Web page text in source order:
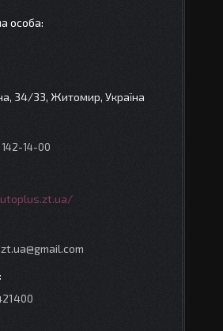
34/33, Житомир, Україна
14-00